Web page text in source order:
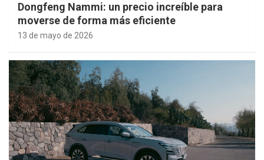
Dongfeng Nammi: un precio increíble para
moverse de forma más eficiente
13 de mayo de 2026